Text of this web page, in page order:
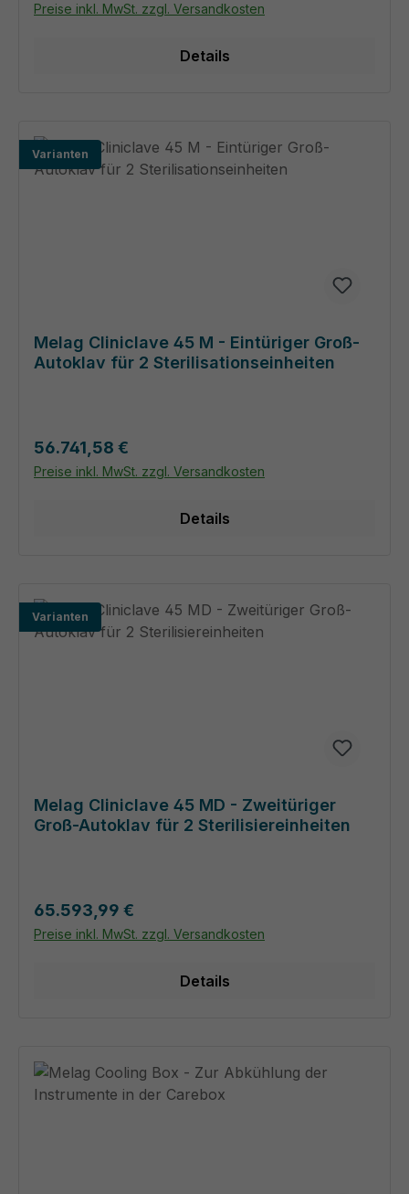
Preise inkl. MwSt. zzgl. Versandkosten
Details
Varianten
Melag Cliniclave 45 M - Eintüriger Groß-
Autoklav für 2 Sterilisationseinheiten
Regulärer Preis:
56.741,58 €
Preise inkl. MwSt. zzgl. Versandkosten
Details
Varianten
Melag Cliniclave 45 MD - Zweitüriger
Groß-Autoklav für 2 Sterilisiereinheiten
Regulärer Preis:
65.593,99 €
Preise inkl. MwSt. zzgl. Versandkosten
Details